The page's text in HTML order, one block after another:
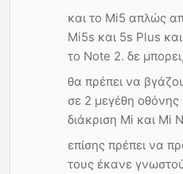
και το Mi5 απλώς
Mi5s και 5s Plus
το Note 2. δε
θα πρέπει να
σε 2 μεγέθη
διάκριση Mi και Mi
επίσης πρέπει να
τους έκανε